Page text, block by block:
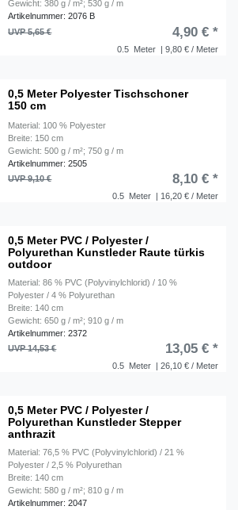
Gewicht: 380 g / m²; 530 g / m
Artikelnummer: 2076 B
0.5 Meter | 9,80 € / Meter
UVP 5,65 € 4,90 € *
0,5 Meter Polyester Tischschoner
150 cm
Material: 100 % Polyester
Breite: 150 cm
Gewicht: 500 g / m²; 750 g / m
Artikelnummer: 2505
0.5 Meter | 16,20 € / Meter
UVP 9,10 € 8,10 € *
0,5 Meter PVC / Polyester /
Polyurethan Kunstleder Raute türkis
outdoor
Material: 86 % PVC (Polyvinylchlorid) / 10 %
Polyester / 4 % Polyurethan
Breite: 140 cm
Gewicht: 650 g / m²; 910 g / m
Artikelnummer: 2372
0.5 Meter | 26,10 € / Meter
UVP 14,53 € 13,05 € *
0,5 Meter PVC / Polyester /
Polyurethan Kunstleder Stepper
anthrazit
Material: 76,5 % PVC (Polyvinylchlorid) / 21 %
Polyester / 2,5 % Polyurethan
Breite: 140 cm
Gewicht: 580 g / m²; 810 g / m
Artikelnummer: 2047